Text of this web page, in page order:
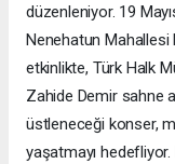
düzenleniyor. 19
Nenehatun Mahallesi
etkinlikte, Türk Halk
Zahide Demir sahne
üstleneceği konser,
yaşatmayı